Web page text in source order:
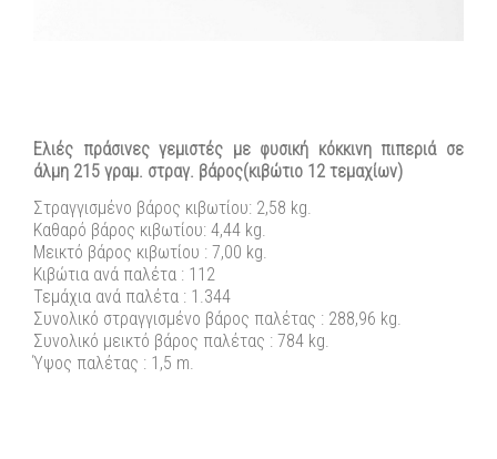
Ελιές πράσινες γεμιστές με φυσική κόκκινη πιπεριά σε
άλμη 215 γραμ. στραγ. βάρος(κιβώτιο 12 τεμαχίων)
Στραγγισμένο βάρος κιβωτίου: 2,58 kg.
Καθαρό βάρος κιβωτίου: 4,44 kg.
Μεικτό βάρος κιβωτίου : 7,00 kg.
Κιβώτια ανά παλέτα : 112
Τεμάχια ανά παλέτα : 1.344
Συνολικό στραγγισμένο βάρος παλέτας : 288,96 kg.
Συνολικό μεικτό βάρος παλέτας : 784 kg.
Ύψος παλέτας : 1,5 m.